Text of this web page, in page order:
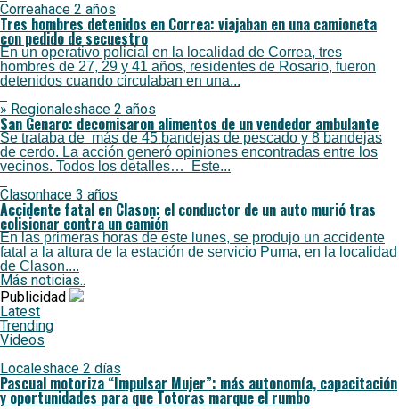
Correahace 2 años
Tres hombres detenidos en Correa: viajaban en una camioneta
con pedido de secuestro
En un operativo policial en la localidad de Correa, tres
hombres de 27, 29 y 41 años, residentes de Rosario, fueron
detenidos cuando circulaban en una...
» Regionaleshace 2 años
San Genaro: decomisaron alimentos de un vendedor ambulante
Se trataba de más de 45 bandejas de pescado y 8 bandejas
de cerdo. La acción generó opiniones encontradas entre los
vecinos. Todos los detalles… Este...
Clasonhace 3 años
Accidente fatal en Clason: el conductor de un auto murió tras
colisionar contra un camión
En las primeras horas de este lunes, se produjo un accidente
fatal a la altura de la estación de servicio Puma, en la localidad
de Clason....
Más noticias..
Publicidad
Latest
Trending
Videos
Localeshace 2 días
Pascual motoriza “Impulsar Mujer”: más autonomía, capacitación
y oportunidades para que Totoras marque el rumbo